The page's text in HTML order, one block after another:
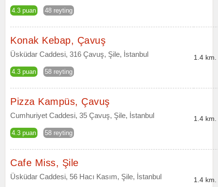
4.3 puan 48 reyting
Konak Kebap, Çavuş
Üsküdar Caddesi, 316 Çavuş, Şile, İstanbul
4.3 puan 58 reyting
1.4 km.
Pizza Kampüs, Çavuş
Cumhuriyet Caddesi, 35 Çavuş, Şile, İstanbul
4.3 puan 58 reyting
1.4 km.
Cafe Miss, Şile
Üsküdar Caddesi, 56 Hacı Kasım, Şile, İstanbul 1.4 km.